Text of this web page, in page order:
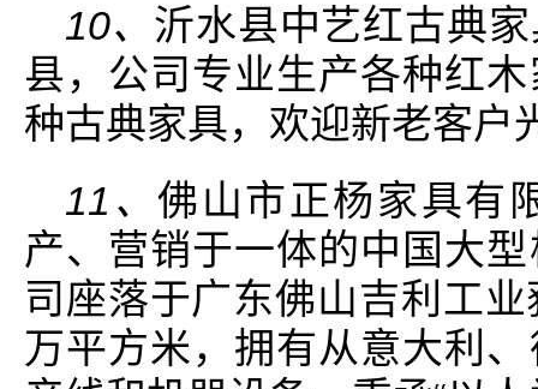
10、 沂水县中艺红古典
县，公司专业生产各种红
种古典家具，欢迎新老客户
11、佛山市正杨家具有
产、营销于一体的中国大
司座落于广东佛山吉利工
万平方米，拥有从意大利